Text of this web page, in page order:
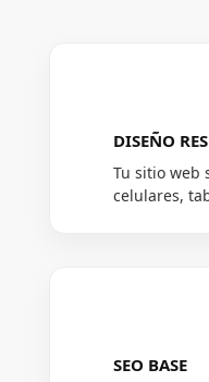
DISEÑO
Tu sitio web
celulares,
SEO BASE